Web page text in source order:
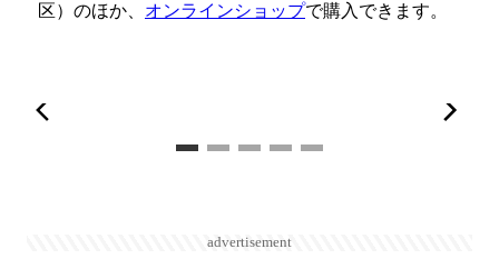
区）のほか、 オンラインショップで購入できます。
advertisement